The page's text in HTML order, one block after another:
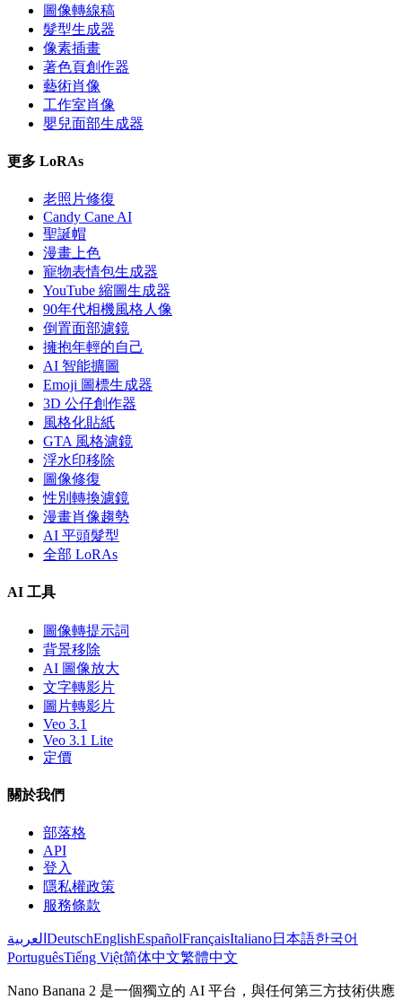
圖像轉線稿
髮型生成器
像素插畫
著色頁創作器
藝術肖像
工作室肖像
嬰兒面部生成器
更多 LoRAs
老照片修復
Candy Cane AI
聖誕帽
漫畫上色
寵物表情包生成器
YouTube 縮圖生成器
90年代相機風格人像
倒置面部濾鏡
擁抱年輕的自己
AI 智能擴圖
Emoji 圖標生成器
3D 公仔創作器
風格化貼紙
GTA 風格濾鏡
浮水印移除
圖像修復
性別轉換濾鏡
漫畫肖像趨勢
AI 平頭髮型
全部 LoRAs
AI 工具
圖像轉提示詞
背景移除
AI 圖像放大
文字轉影片
圖片轉影片
Veo 3.1
Veo 3.1 Lite
定價
關於我們
部落格
API
登入
隱私權政策
服務條款
العربية DeutschEnglishEspañolFrançaisItaliano日本語한국어
PortuguêsTiếng Việt简体中文繁體中文
Nano Banana 2 是一個獨立的 AI 平台，與任何第三方技術供應